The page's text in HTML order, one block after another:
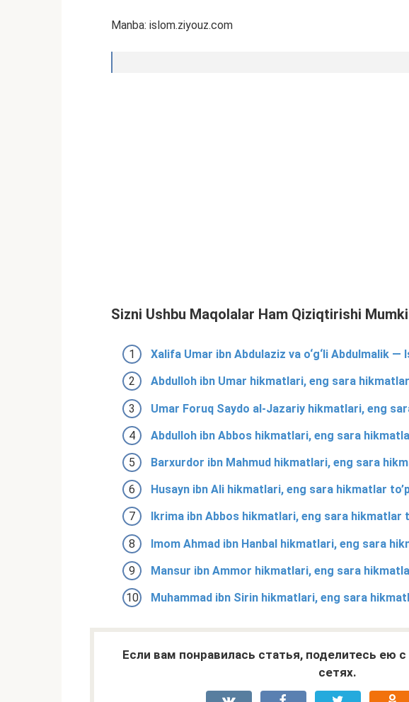
Manba: islom.ziyouz.com
Sizni Ushbu Maqolalar Ham Qiziqtirishi
Xalifa Umar ibn Abdulaziz va o‘g‘li Abdulmalik —
Abdulloh ibn Umar hikmatlari, eng sara
Umar Foruq Saydo al-Jazariy hikmatlari, eng
Abdulloh ibn Abbos hikmatlari, eng sara
Barxurdor ibn Mahmud hikmatlari, eng sara
Husayn ibn Ali hikmatlari, eng sara hikmatlar
Ikrima ibn Abbos hikmatlari, eng sara hikmatlar
Imom Ahmad ibn Hanbal hikmatlari, eng sara
Mansur ibn Ammor hikmatlari, eng sara
Muhammad ibn Sirin hikmatlari, eng sara
Если вам понравилась статья, поделитесь ею
сетях.